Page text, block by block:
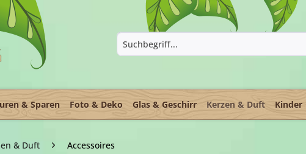
& Sparen Foto & Deko Glas & Geschirr Kerzen & Duft Kinder
& Duft Accessoires